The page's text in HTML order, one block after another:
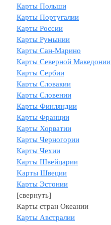
Карты Польши
Карты Португалии
Карты России
Карты Румынии
Карты Сан-Марино
Карты Северной Македонии
Карты Сербии
Карты Словакии
Карты Словении
Карты Финляндии
Карты Франции
Карты Хорватии
Карты Черногории
Карты Чехии
Карты Швейцарии
Kарты Швеции
Карты Эстонии
[свернуть]
Карты стран Океании
Карты Австралии